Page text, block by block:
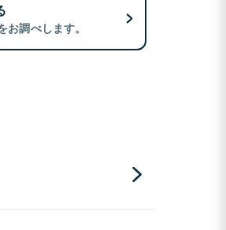
調べします。